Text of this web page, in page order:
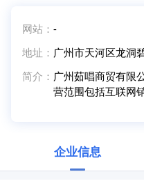
网站：-
地址： 广州市天河区龙洞
简介： 广州茹唱商贸有限
营范围包括互联网
企业信息